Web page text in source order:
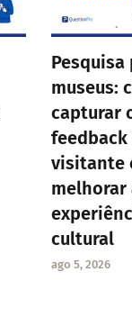
Pesquisa
museus:
capturar
feedback
visitante
melhorar
cultural
ago 5, 2026